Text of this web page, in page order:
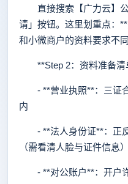
直接搜索【广力云】公
请」按钮。这里划重点：
和小微商户的资料要求不
**Step 2：资料准备清
- **营业执照**：三证合
内
- **法人身份证**：正反
（需看清人脸与证件信息）
- **对公账户**：开户许